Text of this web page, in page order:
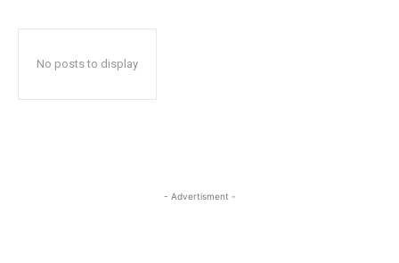
No posts to display
- Advertisment -